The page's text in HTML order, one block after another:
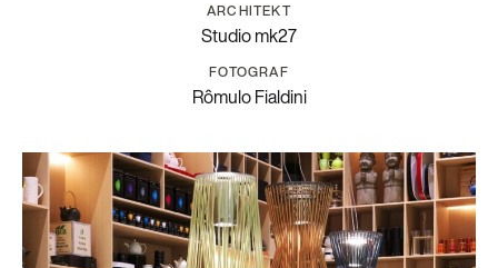
ARCHITEKT
Studio mk27
FOTOGRAF
Rômulo Fialdini